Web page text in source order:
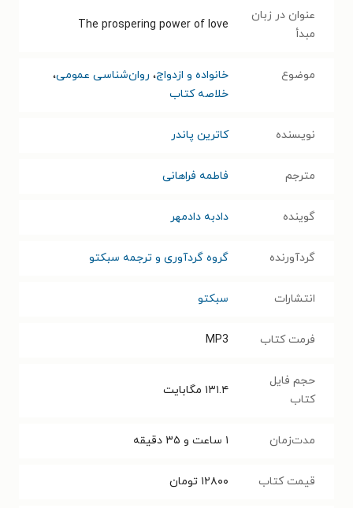
عنوان در زبان
مبدأ
The prospering power of love
موضوع خانواده و ازدواج، روان‌شناسی عمومی،
خلاصه کتاب
نویسنده کاترین پاندر
مترجم فاطمه فراهانی
گوینده دادبه دادمهر
گردآورنده گروه گردآوری و ترجمه سبکتو
انتشارات سبکتو
فرمت کتاب MP3
حجم فایل
کتاب
۱۳۱.۴ مگابایت
مدت‌زمان ۱ ساعت و ۳۵ دقیقه
قیمت کتاب ۱۲۸۰۰ تومان